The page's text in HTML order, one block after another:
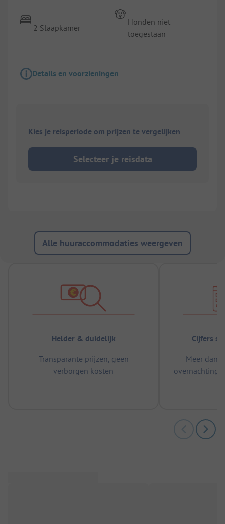
2 Slaapkamer
Honden niet
toegestaan
Details en voorzieningen
Kies je reisperiode om prijzen te vergelijken
Selecteer je reisdata
Alle huuraccommodaties weergeven
Helder & duidelijk
Transparante prijzen, geen
verborgen kosten
Cijfers
Meer dan